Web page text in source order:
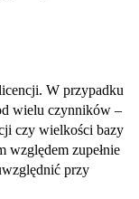
W przypadku
wielu czynników –
czy wielkości bazy
względem zupełnie
przy